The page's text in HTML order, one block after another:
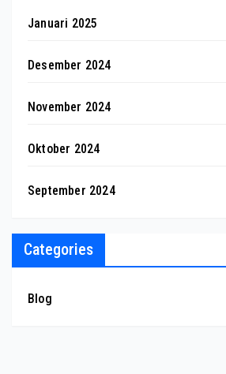
Januari 2025
Desember 2024
November 2024
Oktober 2024
September 2024
Categories
Blog